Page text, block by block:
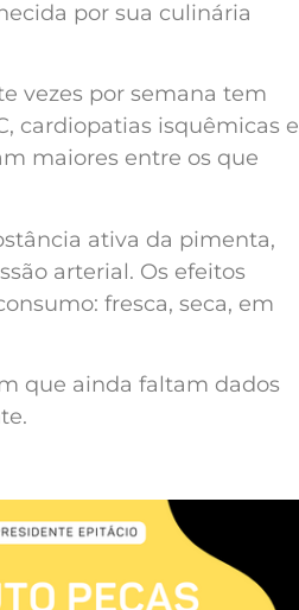
por sua culinária
vezes por semana tem
cardiopatias isquêmicas e
maiores entre os que
ativa da pimenta,
arterial. Os efeitos
fresca, seca, em
que ainda faltam dados